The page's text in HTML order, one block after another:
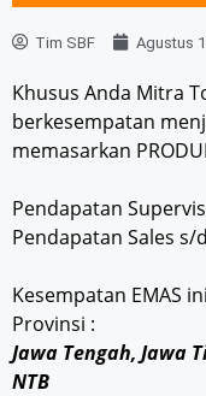
Tim SBF Agustus
Khusus Anda Mitra
berkesempatan
memasarkan
Pendapatan
Pendapatan Sales s/
Kesempatan EMAS
Provinsi :
Jawa Tengah, Jawa
NTB